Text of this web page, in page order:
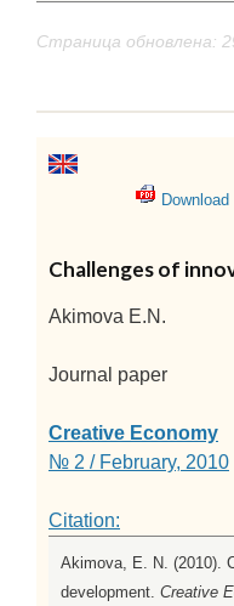
Страница обновлена:
Challenges of
Akimova E.N.
Journal paper
Creative Economy
№ 2 / February, 2010
Citation:
Akimova, E. N. (2010).
development. Creative